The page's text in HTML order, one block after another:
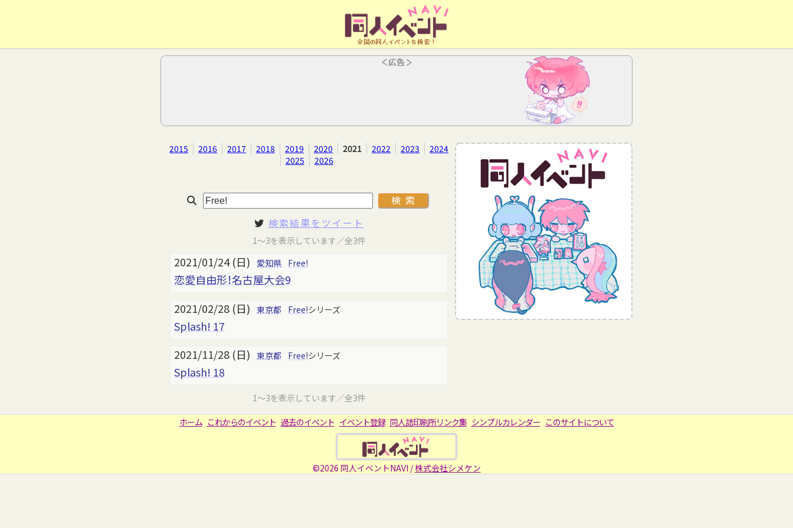
全国の同人イベントを検索！
＜広告＞
2015 2016 2017 2018 2019 2020 2021 2022 2023
2024
2025
2026
検索結果をツイート
1～3を表示しています／全3件
2021/01/24 (日) 愛知県 Free!
恋愛自由形！名古屋大会9
2021/02/28 (日) 東京都 Free!シリーズ
Splash! 17
2021/11/28 (日) 東京都 Free!シリーズ
Splash! 18
1～3を表示しています／全3件
ホーム これからのイベント 過去のイベント イベント登録 同人誌印刷所リンク集 シンプルカレンダー このサイトについて
©2026 同人イベントNAVI /株式会社シメケン